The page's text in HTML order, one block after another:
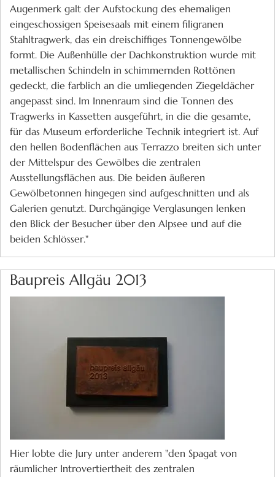
Augenmerk galt der Aufstockung des ehemaligen
eingeschossigen Speisesaals mit einem filigranen
Stahltragwerk, das ein dreischiffiges Tonnengewölbe
formt. Die Außenhülle der Dachkonstruktion wurde mit
metallischen Schindeln in schimmernden Rottönen
gedeckt, die farblich an die umliegenden Ziegeldächer
angepasst sind. Im Innenraum sind die Tonnen des
Tragwerks in Kassetten ausgeführt, in die die gesamte,
für das Museum erforderliche Technik integriert ist. Auf
den hellen Bodenflächen aus Terrazzo breiten sich unter
der Mittelspur des Gewölbes die zentralen
Ausstellungsflächen aus. Die beiden äußeren
Gewölbetonnen hingegen sind aufgeschnitten und als
Galerien genutzt. Durchgängige Verglasungen lenken
den Blick der Besucher über den Alpsee und auf die
beiden Schlösser."
Baupreis Allgäu 2013
Hier lobte die Jury unter anderem "den Spagat von
räumlicher Introvertiertheit des zentralen